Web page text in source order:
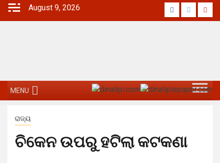
Skip
August 9, 2026 Facebook
Twitter
MENU
ରାଜ୍ୟ
ଚିକେନ ଉପରୁ ହଟିଲା କଟକଣା